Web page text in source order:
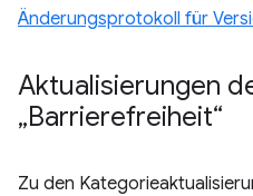
Änderungsprotokoll für
Aktualisierungen
„Barrierefreiheit“
Zu den